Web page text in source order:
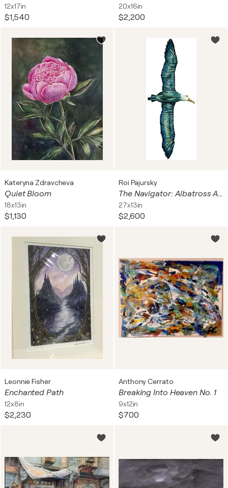
12x17in
$1,540
20x16in
$2,200
Kateryna Zdravcheva
Quiet Bloom
18x13in
$1,130
Roi Pajursky
The Navigator: Albatross Allegory
27x13in
$2,600
Leonnie Fisher
Enchanted Path
12x8in
$2,230
Anthony Cerrato
Breaking Into Heaven No. 1
9x12in
$700